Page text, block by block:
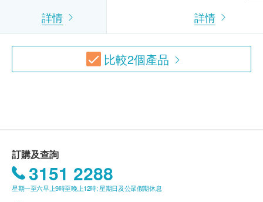
糞便細菌檢查
乙型肝炎檢查
乙型肝炎表面抗原
疫苗注射（不包括新冠疫苗相關計劃）
一般疫苗注射服務計劃有效期為6個月，客戶必須
於6個月內 (由確認付款日期起計) 接受有關服務，
使用長者醫療券
如希望使用長者醫療券進行支付，請在訂購前先聯絡
健康網購，以便我們為您做出相應的安排。
詳情 詳情
比較2個產品
訂購及查詢
3151 2288
星期一至六早上9時至晚上12時; 星期日及公眾假期休息